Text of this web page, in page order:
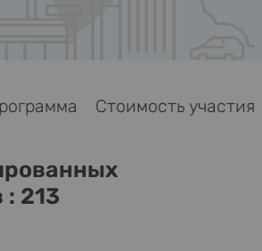
Программа Стоимость
: 213